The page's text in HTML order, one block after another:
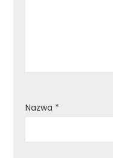
Nazwa *